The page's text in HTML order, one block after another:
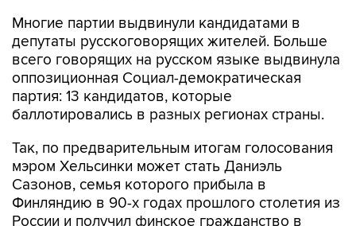
Многие партии выдвинули кандидатами в
депутаты русскоговорящих жителей. Больше
всего говорящих на русском языке выдвинула
оппозиционная Социал-демократическая
партия: 13 кандидатов, которые
баллотировались в разных регионах страны.
Так, по предварительным итогам голосования
мэром Хельсинки может стать Даниэль
Сазонов, семья которого прибыла в
Финляндию в 90-х годах прошлого столетия из
России и получил финское гражданство в